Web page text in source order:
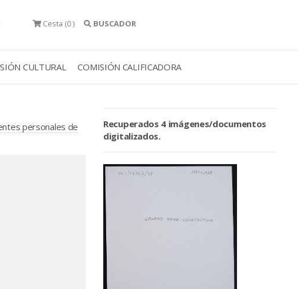
Cesta (0 ) BUSCADOR
CULTURAL COMISIÓN CALIFICADORA
personales de
Recuperados 4 imágenes/documentos
digitalizados.